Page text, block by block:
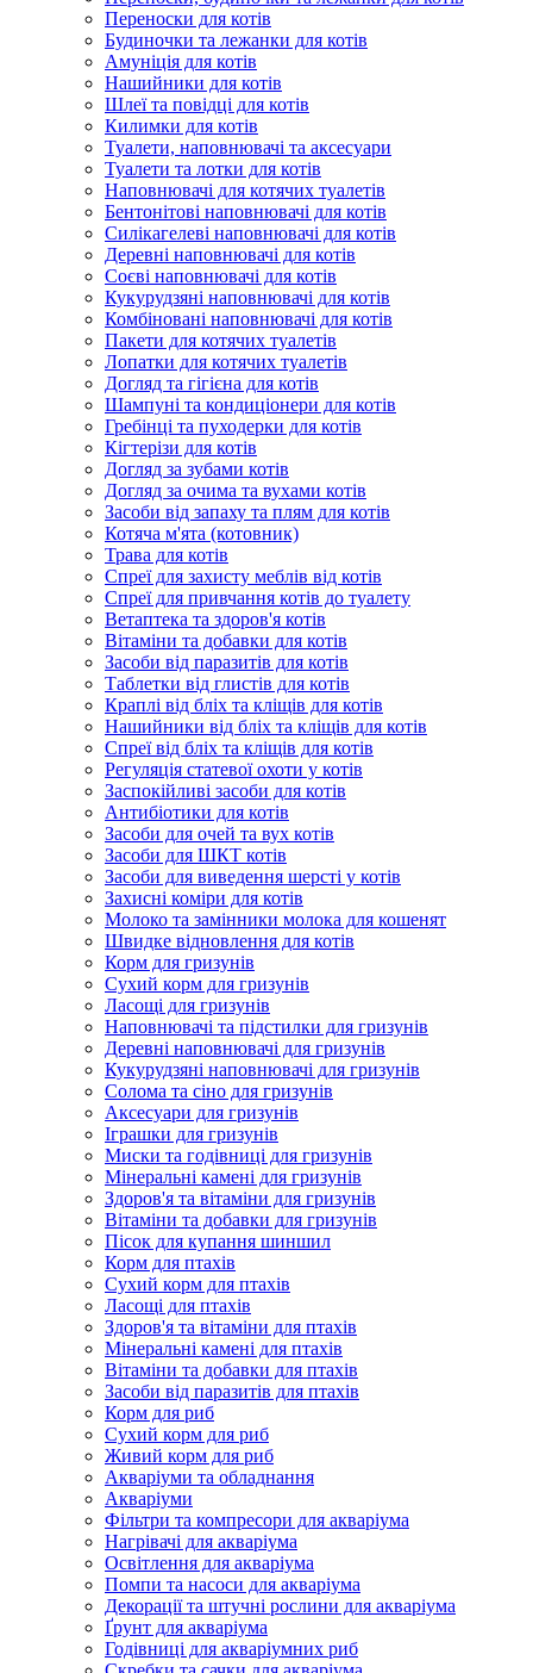
Переноски для котів
Будиночки та лежанки для котів
Амуніція для котів
Нашийники для котів
Шлеї та повідці для котів
Килимки для котів
Туалети, наповнювачі та аксесуари
Туалети та лотки для котів
Наповнювачі для котячих туалетів
Бентонітові наповнювачі для котів
Силікагелеві наповнювачі для котів
Деревні наповнювачі для котів
Соєві наповнювачі для котів
Кукурудзяні наповнювачі для котів
Комбіновані наповнювачі для котів
Пакети для котячих туалетів
Лопатки для котячих туалетів
Догляд та гігієна для котів
Шампуні та кондиціонери для котів
Гребінці та пуходерки для котів
Кігтерізи для котів
Догляд за зубами котів
Догляд за очима та вухами котів
Засоби від запаху та плям для котів
Котяча м'ята (котовник)
Трава для котів
Спреї для захисту меблів від котів
Спреї для привчання котів до туалету
Ветаптека та здоров'я котів
Вітаміни та добавки для котів
Засоби від паразитів для котів
Таблетки від глистів для котів
Краплі від бліх та кліщів для котів
Нашийники від бліх та кліщів для котів
Спреї від бліх та кліщів для котів
Регуляція статевої охоти у котів
Заспокійливі засоби для котів
Антибіотики для котів
Засоби для очей та вух котів
Засоби для ШКТ котів
Засоби для виведення шерсті у котів
Захисні коміри для котів
Молоко та замінники молока для кошенят
Швидке відновлення для котів
Корм для гризунів
Сухий корм для гризунів
Ласощі для гризунів
Наповнювачі та підстилки для гризунів
Деревні наповнювачі для гризунів
Кукурудзяні наповнювачі для гризунів
Солома та сіно для гризунів
Аксесуари для гризунів
Іграшки для гризунів
Миски та годівниці для гризунів
Мінеральні камені для гризунів
Здоров'я та вітаміни для гризунів
Вітаміни та добавки для гризунів
Пісок для купання шиншил
Корм для птахів
Сухий корм для птахів
Ласощі для птахів
Здоров'я та вітаміни для птахів
Мінеральні камені для птахів
Вітаміни та добавки для птахів
Засоби від паразитів для птахів
Корм для риб
Сухий корм для риб
Живий корм для риб
Акваріуми та обладнання
Акваріуми
Фільтри та компресори для акваріума
Нагрівачі для акваріума
Освітлення для акваріума
Помпи та насоси для акваріума
Декорації та штучні рослини для акваріума
Ґрунт для акваріума
Годівниці для акваріумних риб